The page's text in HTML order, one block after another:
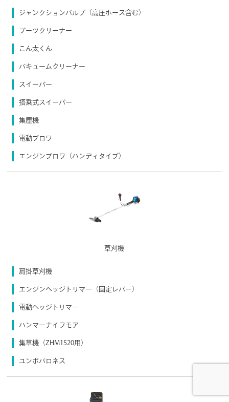
ジャンクションバルブ（高圧ホース含む）
ブーツクリーナー
こん太くん
バキュームクリーナー
スイーパー
搭乗式スイーパー
集塵機
電動ブロワ
エンジンブロワ（ハンディタイプ）
草刈機
肩掛草刈機
エンジンヘッジトリマー（固定レバー）
電動ヘッジトリマー
ハンマーナイフモア
集草機（ZHM1520用）
ユンボバロネス